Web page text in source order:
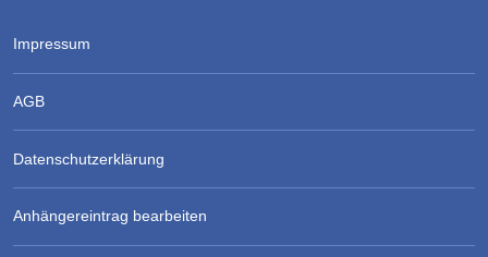
Impressum
AGB
Datenschutzerklärung
Anhängereintrag bearbeiten